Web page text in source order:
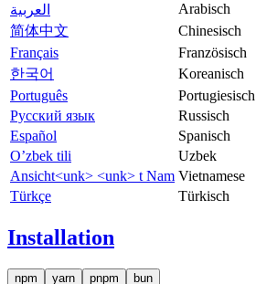
العربية
Arabisch
简体中文
Chinesisch
Français
Französisch
한국어
Koreanisch
Português
Русский язык
Russisch
Español
Spanisch
O’zbek tili
Uzbek
Ansicht<unk> <unk> t Nam Vietnamese
Türkçe
Türkisch
Installation
npm yarn pnpm bun